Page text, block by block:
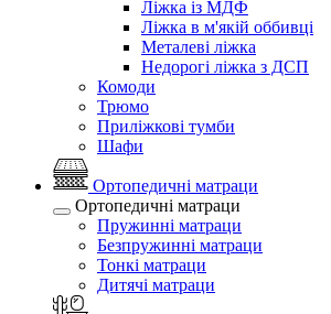
Ліжка із МДФ
Ліжка в м'якій оббивці
Металеві ліжка
Недорогі ліжка з ДСП
Комоди
Трюмо
Приліжкові тумби
Шафи
Ортопедичні матраци
Ортопедичні матраци
Пружинні матраци
Безпружинні матраци
Тонкі матраци
Дитячі матраци